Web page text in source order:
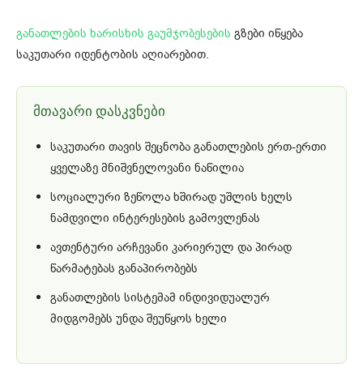
განათლების ხარისხის გაუმჯობესების გზები იწყება
საკუთარი იდენტობის აღიარებით.
მთავარი დასკვნები
საკუთარი თავის შეცნობა განათლების ერთ-ერთი
ყველაზე მნიშვნელოვანი ნაწილია
სოციალური ზეწოლა ხშირად უშლის ხელს
ნამდვილი ინტერესების გამოვლენას
ავთენტური არჩევანი კარიერულ და პირად
წარმატებას განაპირობებს
განათლების სისტემამ ინდივიდუალურ
მიდგომებს უნდა შეუწყოს ხელი